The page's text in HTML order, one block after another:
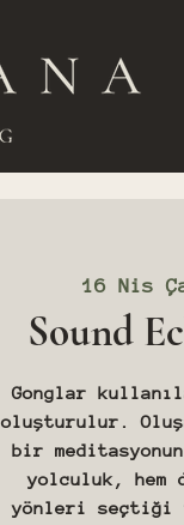
16 Nis
Sound
Gonglar
oluşturulur.
bir
yolculuk, hem
yönleri seçtiği